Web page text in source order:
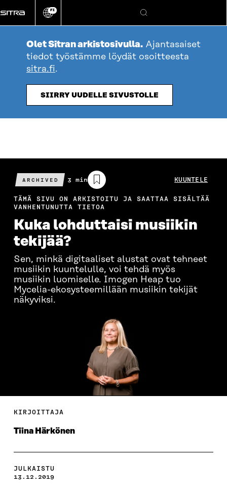
suoraan
sisältöön
Vaihda
kieli
FI
Hae
Olet Sitran arkistosivulla. Ajantasaiset
tiedot työstämme löydät osoitteesta
sitra.fi.
SIIRRY UUDELLE SIVUSTOLLE
ARCHIVED
Arvioitu
lukuaika
3 min KUUNTELE
TÄMÄ SIVU ON ARKISTOITU JA SAATTAA SISÄLTÄÄ
VANHENTUNUTTA TIETOA
Kuka lohdut­taisi musiikin
tekijää?
Sen, minkä digitaaliset alustat ovat tehneet
musiikin kuuntelulle, voi tehdä myös
musiikin luomiselle. Imogen Heap tuo
Mycelia-ekosysteemillään musiikin tekijät
näkyviksi.
KIRJOITTAJA
Tiina Härkönen
JULKAISTU
13.12.2019